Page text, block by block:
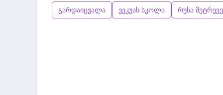
გარდაიცვალა ვეკუას სკოლა რუსა